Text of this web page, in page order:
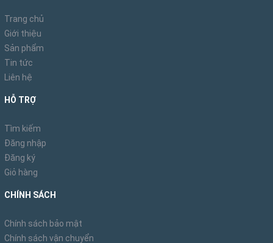
2. Những điểm nổi bật của Ghế
Bar Wishbone Đan Dây - GDD13
Ghế Bar Wishbone Đan Dây - GDD13
Trang chủ
Giới thiệu
Sản phẩm
Tin tức
Liên hệ
HỖ TRỢ
Tìm kiếm
Đăng nhập
Đăng ký
Giỏ hàng
CHÍNH SÁCH
Chính sách bảo mật
Chính sách vận chuyển